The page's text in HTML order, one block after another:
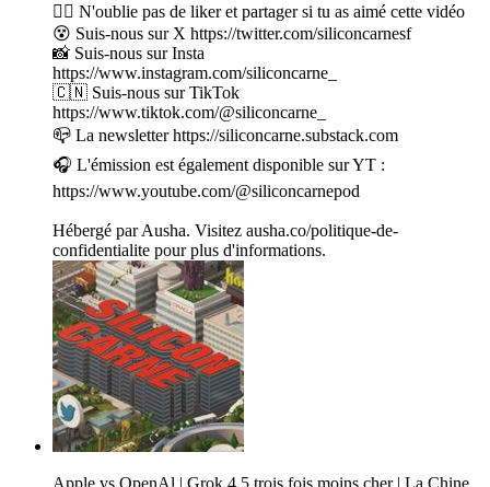
👍🏽 N'oublie pas de liker et partager si tu as aimé cette vidéo
😵 Suis-nous sur X https://twitter.com/siliconcarnesf
📸 Suis-nous sur Insta
https://www.instagram.com/siliconcarne_
🇨🇳 Suis-nous sur TikTok
https://www.tiktok.com/@siliconcarne_
📪 La newsletter https://siliconcarne.substack.com
🎧 L'émission est également disponible sur YT :
https://www.youtube.com/@siliconcarnepod
Hébergé par Ausha. Visitez ausha.co/politique-de-
confidentialite pour plus d'informations.